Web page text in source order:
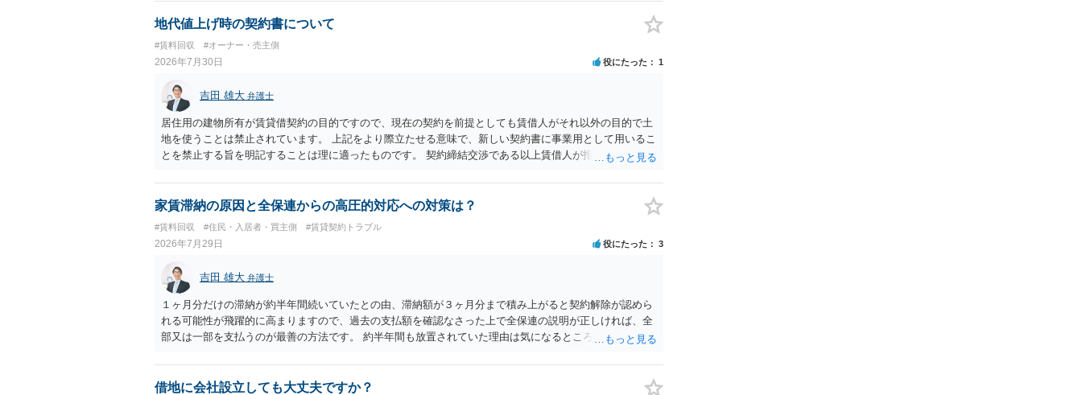
が良いと思います。またその方法で進めた方が、連帯保証人であるお知り合いさんにとっても、自身の経
済的負担を最小限に食い止められるため望ましいやり方だといえます。
地代値上げ時の契約書について
#賃料回収 #オーナー・売主側
2026年7月30日 役にたった 1
吉田 雄大 弁護士
居住用の建物所有が賃貸借契約の目的ですので、現在の契約を前提としても賃借人がそれ以外の目的で土
地を使うことは禁止されています。 上記をより際立たせる意味で、新しい契約書に事業用として用いるこ
とを禁止する旨を明記することは理に適ったものです。 契約締結交渉である以上賃借人が拒んだ場合には
家賃滞納の原因と全保連からの高圧的対応への対策は？
#賃料回収 #住民・入居者・買主側 #賃貸契約トラブル
2026年7月29日 役にたった 3
吉田 雄大 弁護士
１ヶ月分だけの滞納が約半年間続いていたとの由、滞納額が３ヶ月分まで積み上がると契約解除が認めら
れる可能性が飛躍的に高まりますので、過去の支払額を確認なさった上で全保連の説明が正しければ、全
部又は一部を支払うのが最善の方法です。 約半年間も放置されていた理由は気になるところですが、中身
借地に会社設立しても大丈夫ですか？